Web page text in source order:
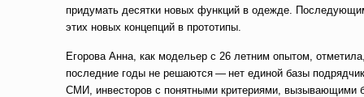
придумать десятки новых функций в одежде.
этих новых концепций в прототипы.
Егорова Анна, как модельер с 26 летним опытом,
последние годы не решаются — нет единой базы
СМИ, инвесторов с понятными критериями, вызывающими